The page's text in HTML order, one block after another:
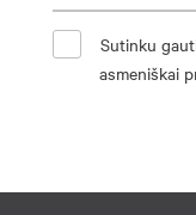
Sutinku
asmeniškai